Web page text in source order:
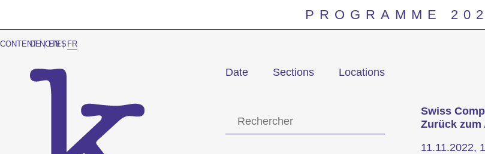
PROGRAMME
CONTENT NOTES
DE | EN | FR
Date Sections Locations
Swiss
Zurück zum
11.11.2022,